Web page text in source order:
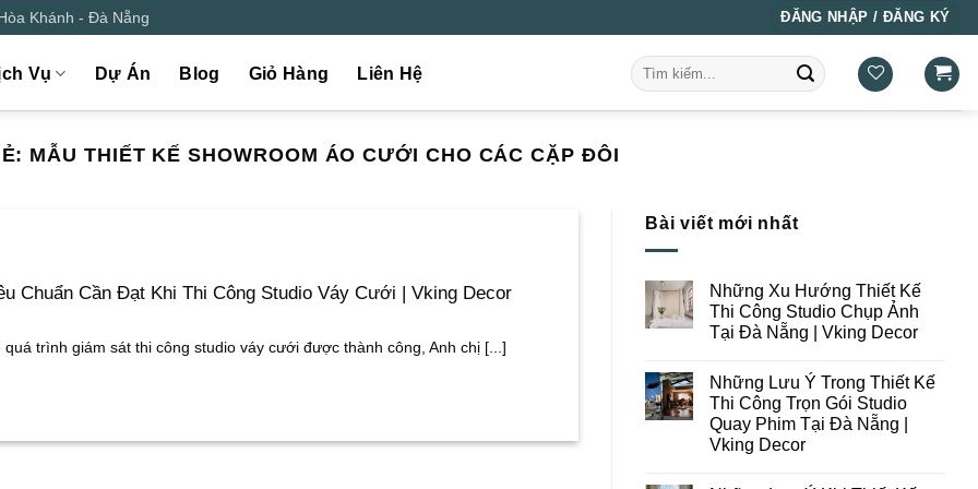
Khánh - Đà Nẵng ĐĂNG NHẬP / ĐĂNG KÝ
Vụ Dự Án Blog Giỏ Hàng Liên Hệ
Tìm
kiếm:
MẪU THIẾT KẾ SHOWROOM ÁO CƯỚI CHO CÁC CẶP ĐÔI
Chuẩn Cần Đạt Khi Thi Công Studio Váy Cưới | Vking Decor
quá trình giám sát thi công studio váy cưới được thành công, Anh chị [...]
Bài viết mới nhất
Những Xu Hướng Thiết Kế
Thi Công Studio Chụp Ảnh
Tại Đà Nẵng | Vking Decor
bình
luận
ở
Những
Xu
Hướng
Những Lưu Ý Trong Thiết Kế
Thi Công Trọn Gói Studio
Quay Phim Tại Đà Nẵng |
Vking Decor